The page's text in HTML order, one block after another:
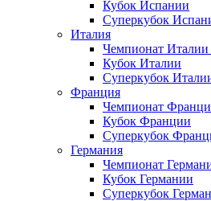
Кубок Испании
Суперкубок
Италия
Чемпионат
Кубок Италии
Суперкубок
Франция
Чемпионат
Кубок Франции
Суперкубок
Германия
Чемпионат
Кубок Германии
Суперкубок